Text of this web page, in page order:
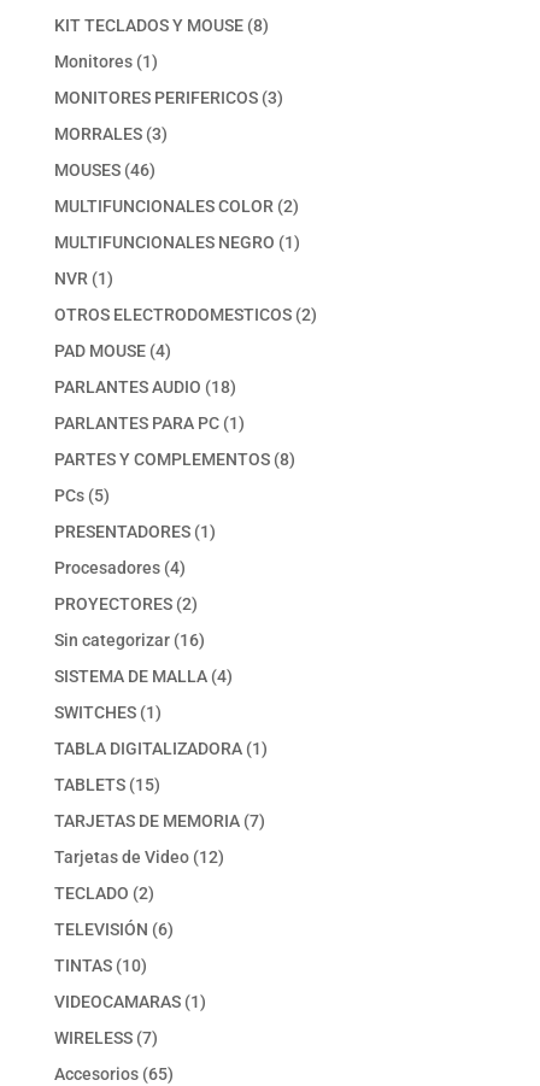
KIT TECLADOS Y MOUSE 88
Monitores 11
producto
MONITORES PERIFERICOS 33
MORRALES 33
MOUSES 4646
productos
MULTIFUNCIONALES COLOR 22
productos
MULTIFUNCIONALES NEGRO 11
NVR 11
producto
OTROS ELECTRODOMESTICOS 22
PAD MOUSE 44
productos
PARLANTES AUDIO 1818
productos
PARLANTES PARA PC 11
producto
PARTES Y COMPLEMENTOS 88
PCs 55
productos
PRESENTADORES 11
Procesadores 44
productos
PROYECTORES 22
productos
Sin categorizar 1616
productos
SISTEMA DE MALLA 44
SWITCHES 11
producto
TABLA DIGITALIZADORA 11
TABLETS 1515
productos
TARJETAS DE MEMORIA 77
Tarjetas de Video 1212
TECLADO 22
productos
TELEVISIÓN 66
TINTAS 1010
productos
VIDEOCAMARAS 11
WIRELESS 77
productos
Accesorios 6565